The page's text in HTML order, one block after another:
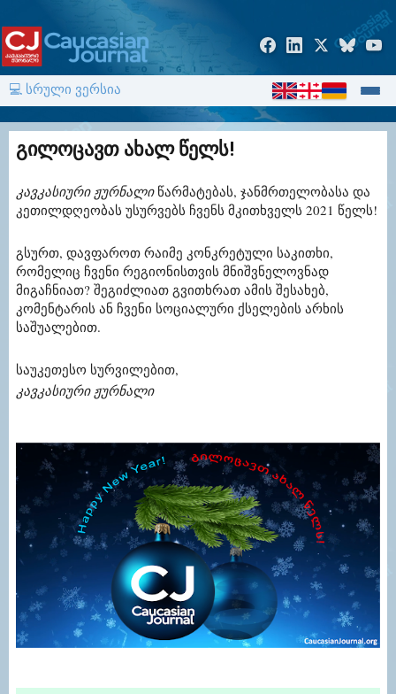
💻 სრული ვერსია
გილოცავთ ახალ წელს!
კავკასიური ჟურნალი წარმატებას, ჯანმრთელობასა და
კეთილდღეობას უსურვებს ჩვენს მკითხველს 2021 წელს!
გსურთ, დავფაროთ რაიმე კონკრეტული საკითხი,
რომელიც ჩვენი რეგიონისთვის მნიშვნელოვნად
მიგაჩნიათ? შეგიძლიათ გვითხრათ ამის შესახებ,
კომენტარის ან ჩვენი სოციალური ქსელების არხის
საშუალებით.
საუკეთესო სურვილებით,
კავკასიური ჟურნალი